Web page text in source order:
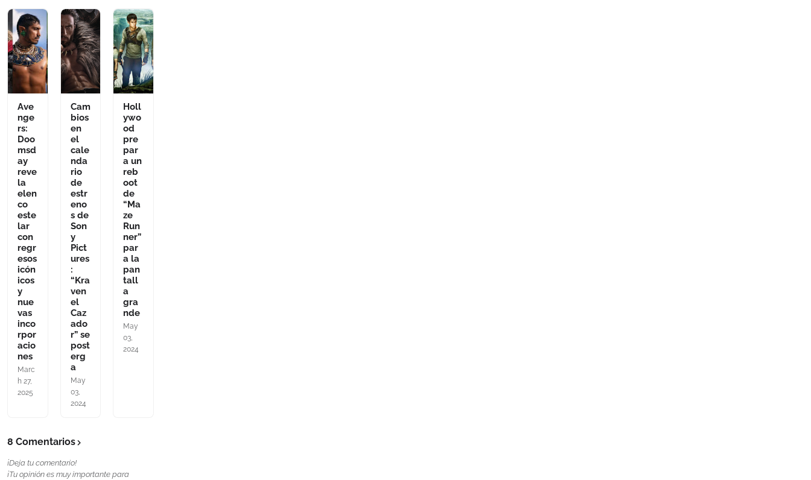
Ave
nge
rs:
Doo
msd
ay
reve
la
elen
co
este
lar
con
regr
esos
icón
icos
y
nue
vas
inco
rpor
acio
nes
Marc
h 27,
2025
Cam
bios
en
el
cale
nda
rio
de
estr
eno
s de
Son
y
Pict
ures
:
“Kra
ven
el
Caz
ado
r” se
post
erg
a
May
03,
2024
Holl
ywo
od
pre
par
a un
reb
oot
de
“Ma
ze
Run
ner”
par
a la
pan
tall
a
gra
nde
May
03,
2024
8 Comentarios
¡Deja tu comentario!
¡Tu opinión es muy importante para